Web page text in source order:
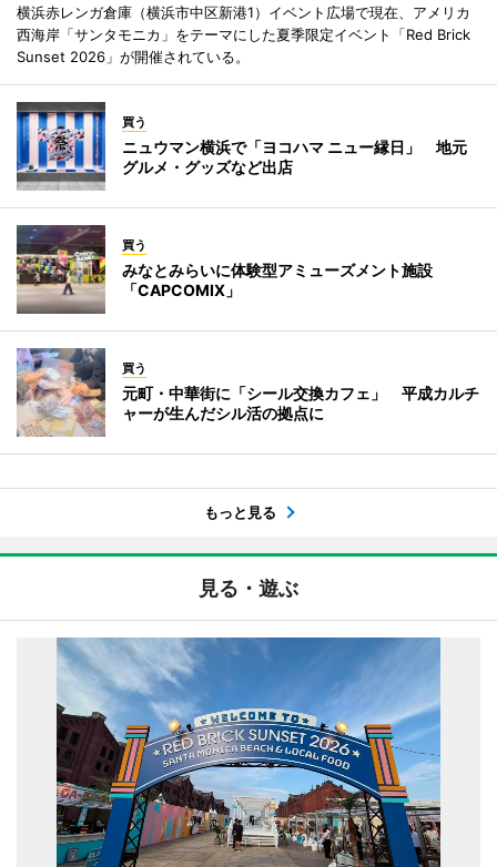
横浜赤レンガ倉庫（横浜市中区新港1）イベント広場で現在、アメリカ
西海岸「サンタモニカ」をテーマにした夏季限定イベント「Red Brick
Sunset 2026」が開催されている。
買う
ニュウマン横浜で「ヨコハマ ニュー縁日」 地元
グルメ・グッズなど出店
買う
みなとみらいに体験型アミューズメント施設
「CAPCOMIX」
買う
元町・中華街に「シール交換カフェ」 平成カルチ
ャーが生んだシル活の拠点に
もっと見る
見る・遊ぶ